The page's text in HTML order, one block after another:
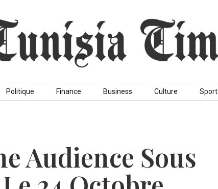
Politique Finance Business Culture Sport
Audience Sous